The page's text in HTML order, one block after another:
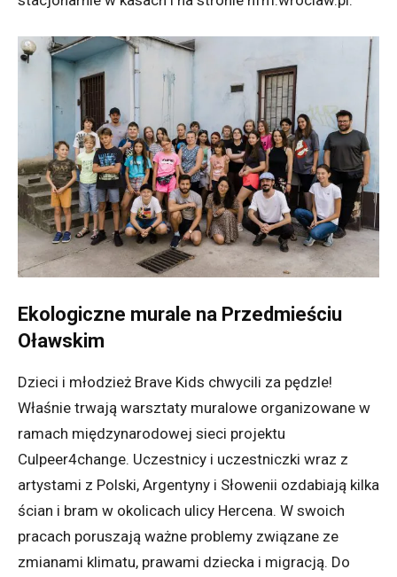
Ekologiczne murale na Przedmieściu
Oławskim
Dzieci i młodzież Brave Kids chwycili za pędzle!
Właśnie trwają warsztaty muralowe organizowane w
ramach międzynarodowej sieci projektu
Culpeer4change. Uczestnicy i uczestniczki wraz z
artystami z Polski, Argentyny i Słowenii ozdabiają kilka
ścian i bram w okolicach ulicy Hercena. W swoich
pracach poruszają ważne problemy związane ze
zmianami klimatu, prawami dziecka i migracją. Do